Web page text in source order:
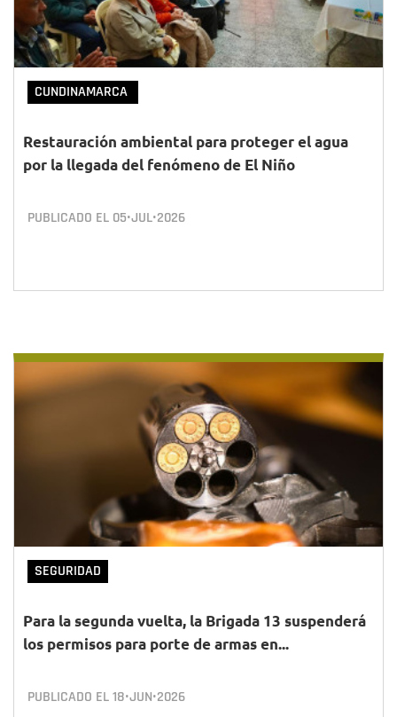
CUNDINAMARCA
Restauración ambiental para proteger el agua
por la llegada del fenómeno de El Niño
PUBLICADO EL 05•JUL•2026
SEGURIDAD
Para la segunda vuelta, la Brigada 13 suspenderá
los permisos para porte de armas en...
PUBLICADO EL18•JUN•2026